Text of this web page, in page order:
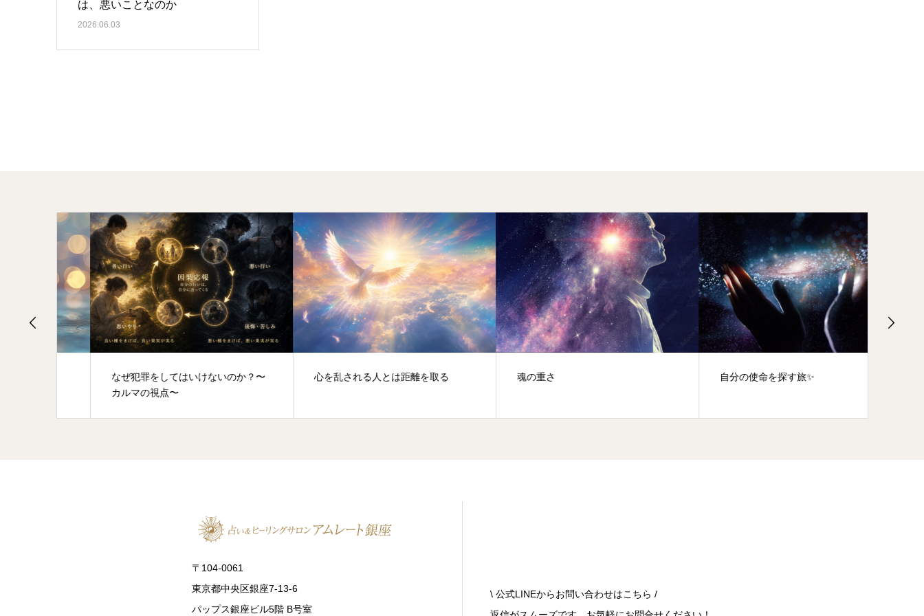
は、悪いことなのか
2026.06.03
なぜ犯罪をしてはいけないのか？〜
カルマの視点〜
心を乱される人とは距離を取る 魂の重さ 自分の使命を探す旅✨
〒104-0061
東京都中央区銀座7-13-6
パップス銀座ビル5階 B号室
\ 公式LINEからお問い合わせはこちら /